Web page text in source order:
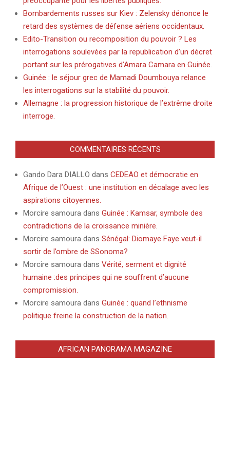
Bombardements russes sur Kiev : Zelensky dénonce le
retard des systèmes de défense aériens occidentaux.
Edito-Transition ou recomposition du pouvoir ? Les
interrogations soulevées par la republication d’un décret
portant sur les prérogatives d’Amara Camara en Guinée.
Guinée : le séjour grec de Mamadi Doumbouya relance
les interrogations sur la stabilité du pouvoir.
Allemagne : la progression historique de l’extrême droite
interroge.
COMMENTAIRES RÉCENTS
Gando Dara DIALLO dans CEDEAO et démocratie en
Afrique de l’Ouest : une institution en décalage avec les
aspirations citoyennes.
Morcire samoura dans Guinée : Kamsar, symbole des
contradictions de la croissance minière.
Morcire samoura dans Sénégal: Diomaye Faye veut-il
sortir de l’ombre de SSonoma?
Morcire samoura dans Vérité, serment et dignité
humaine :des principes qui ne souffrent d’aucune
compromission.
Morcire samoura dans Guinée : quand l’ethnisme
politique freine la construction de la nation.
AFRICAN PANORAMA MAGAZINE